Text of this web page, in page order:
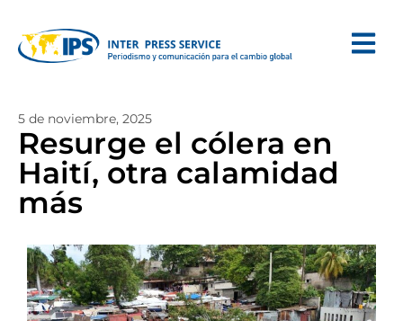
5 de noviembre, 2025
Resurge el cólera en
Haití, otra calamidad
más